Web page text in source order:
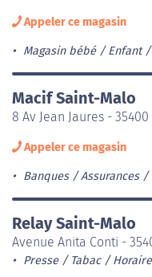
Appeler ce magasin
Magasin bébé / Enfant
Macif Saint-Malo
8 Av Jean Jaures -
Appeler ce magasin
Banques / Assurances
Relay Saint-Malo
Avenue Anita Conti -
Presse / Tabac